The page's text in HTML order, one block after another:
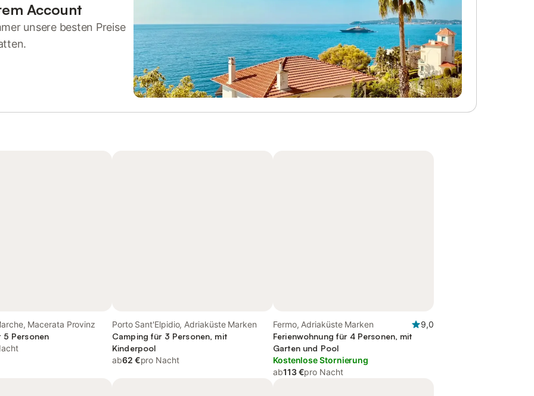
Account
unsere besten Preise
Macerata Provinz
5 Personen
Porto Sant'Elpidio, Adriaküste Marken
Camping für 3 Personen, mit
Kinderpool
ab62 €pro Nacht
Fermo, Adriaküste Marken
9,0
Ferienwohnung für 4 Personen, mit
Garten und Pool
Kostenlose Stornierung
ab113 €pro Nacht